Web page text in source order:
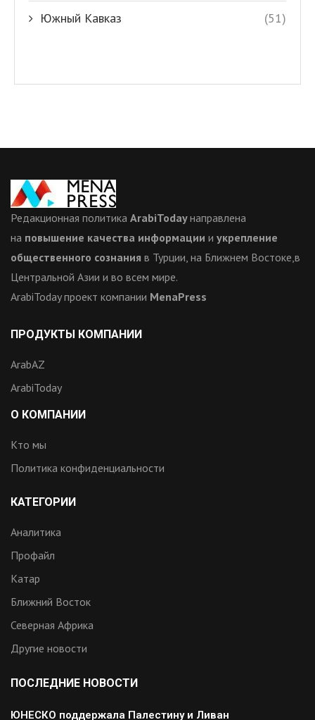
Южный Кавказ (51)
Редакционная политика ArabiTodayнаправлена
на повышение качества информации и укрепление
общественного сознания в Турции, на Ближнем Востоке,в
Центральной Азии и во всем мире.
ArabiToday проект компании MenaPress
ПРОДУКТЫ КОМПАНИИ
ArabAZ
ArabiToday
О КОМПАНИИ
Кто мы
Политика конфиденциальности
КАТЕГОРИИ
Аналитика
Профайл
Катар
Ближний Восток
Северная Африка
Другие новости
ПОСЛЕДНИЕ НОВОСТИ
ЮНЕСКО поддержала Палестину и Ливан